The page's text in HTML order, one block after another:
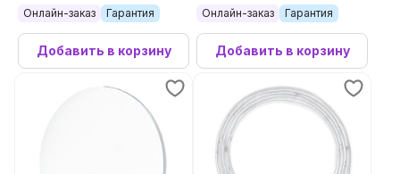
Онлайн-заказ Гарантия
Добавить в корзину
Онлайн-заказ Гарантия
Добавить в корзину